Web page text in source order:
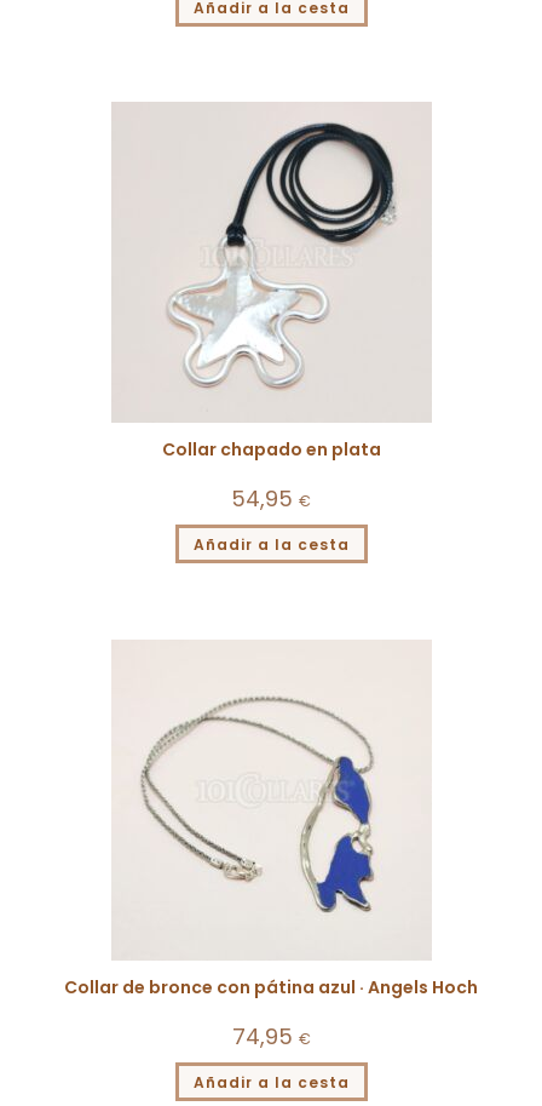
Añadir a la cesta
Collar chapado en plata
54,95 €
Añadir a la cesta
Collar de bronce con pátina azul · Angels Hoch
74,95 €
Añadir a la cesta